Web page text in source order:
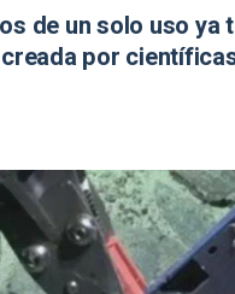
de un solo uso ya
por